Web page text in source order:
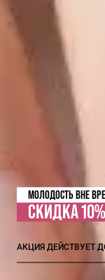
МОЛОДОСТЬ ВНЕ
СКИДКА 10%
АКЦИЯ ДЕЙСТВУЕТ